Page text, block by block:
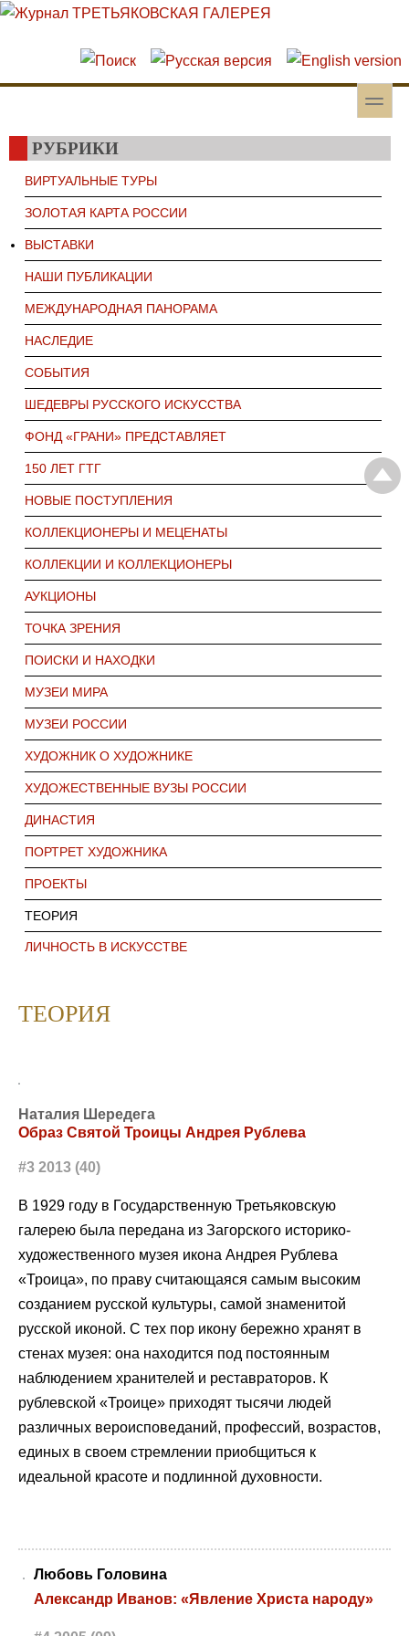
Перейти к основному содержанию
Skip to search
toggle
РУБРИКИ
ВИРТУАЛЬНЫЕ ТУРЫ
ЗОЛОТАЯ КАРТА РОССИИ
ВЫСТАВКИ
НАШИ ПУБЛИКАЦИИ
МЕЖДУНАРОДНАЯ ПАНОРАМА
НАСЛЕДИЕ
СОБЫТИЯ
ШЕДЕВРЫ РУССКОГО ИСКУССТВА
ФОНД «ГРАНИ» ПРЕДСТАВЛЯЕТ
150 ЛЕТ ГТГ
НОВЫЕ ПОСТУПЛЕНИЯ
КОЛЛЕКЦИОНЕРЫ И МЕЦЕНАТЫ
КОЛЛЕКЦИИ И КОЛЛЕКЦИОНЕРЫ
АУКЦИОНЫ
ТОЧКА ЗРЕНИЯ
ПОИСКИ И НАХОДКИ
МУЗЕИ МИРА
МУЗЕИ РОССИИ
ХУДОЖНИК О ХУДОЖНИКЕ
ХУДОЖЕСТВЕННЫЕ ВУЗЫ РОССИИ
ДИНАСТИЯ
ПОРТРЕТ ХУДОЖНИКА
ПРОЕКТЫ
ТЕОРИЯ
ЛИЧНОСТЬ В ИСКУССТВЕ
ТЕОРИЯ
Наталия Шередега
Образ Святой Троицы Андрея Рублева
#3 2013 (40)
В 1929 году в Государственную Третьяковскую
галерею была передана из Загорского историко-
художественного музея икона Андрея Рублева
«Троица», по праву считающаяся самым высоким
созданием русской культуры, самой знаменитой
русской иконой. С тех пор икону бережно хранят в
стенах музея: она находится под постоянным
наблюдением хранителей и реставраторов. К
рублевской «Троице» приходят тысячи людей
различных вероисповеданий, профессий, возрастов,
единых в своем стремлении приобщиться к
идеальной красоте и подлинной духовности.
Любовь Головина
Александр Иванов: «Явление Христа народу»